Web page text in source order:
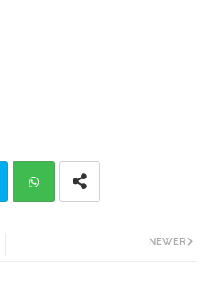
NEWER